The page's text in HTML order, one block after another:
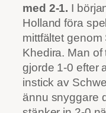
med 2-1. I
Holland föra
mittfältet
Khedira. Man
gjorde 1-0 efter
instick av
ännu snyggare